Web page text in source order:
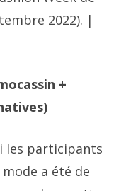
2022). |
+
les participants
a été de